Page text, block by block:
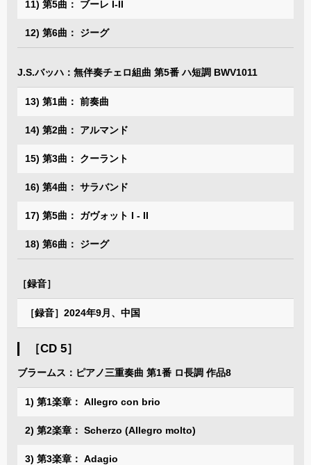
11) 第5曲： ブーレ I-II
12) 第6曲： ジーグ
J.S.バッハ：無伴奏チェロ組曲 第5番 ハ短調 BWV1011
13) 第1曲： 前奏曲
14) 第2曲： アルマンド
15) 第3曲： クーラント
16) 第4曲： サラバンド
17) 第5曲： ガヴォット I - II
18) 第6曲： ジーグ
［録音］
［録音］2024年9月、中国
［CD 5］
ブラームス：ピアノ三重奏曲 第1番 ロ長調 作品8
1) 第1楽章： Allegro con brio
2) 第2楽章： Scherzo (Allegro molto)
3) 第3楽章： Adagio